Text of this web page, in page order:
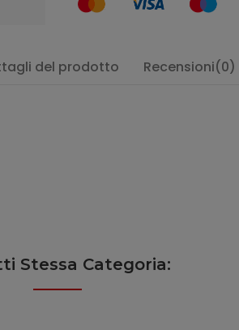
del prodotto Recensioni(0)
Stessa Categoria: